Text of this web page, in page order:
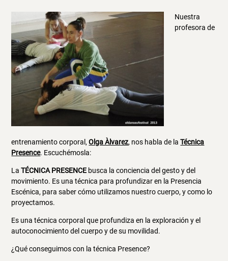
Nuestra
profesora de
entrenamiento corporal,Olga Àlvarez, nos habla de laTécnica
Presence. Escuchémosla:
LaTÉCNICA PRESENCE busca la conciencia del gesto y del
movimiento. Es una técnica para profundizar en la Presencia
Escénica, para saber cómo utilizamos nuestro cuerpo, y como lo
proyectamos.
Es una técnica corporal que profundiza en la exploración y el
autoconocimiento del cuerpo y de su movilidad.
¿Qué conseguimos con la técnica Presence?